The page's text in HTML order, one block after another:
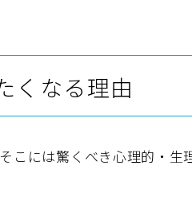
くなる理由
こには驚くべき心理的・生